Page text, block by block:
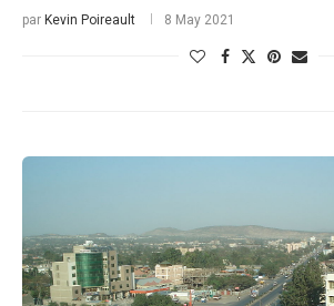
par Kevin Poireault 8 May 2021